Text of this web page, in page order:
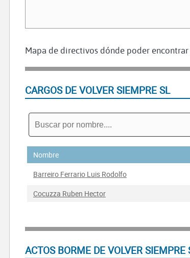
Mapa de directivos dónde poder
CARGOS DE VOLVER SIEMPRE SL
Nombre
Barreiro Ferrario Luis Rodolfo
Cocuzza Ruben Hector
ACTOS BORME DE VOLVER SIEMPRE